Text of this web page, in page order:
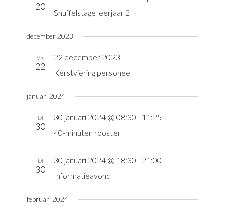
20
Snuffelstage leerjaar 2
december 2023
VR
22
22 december 2023
Kerstviering personeel
januari 2024
DI
30
30 januari 2024 @ 08:30 - 11:25
40-minuten rooster
DI
30
30 januari 2024 @ 18:30 - 21:00
Informatieavond
februari 2024